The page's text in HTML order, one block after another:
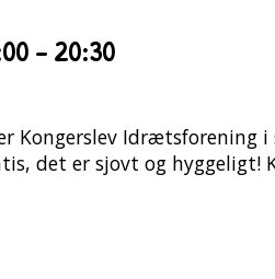
- 20:30
Kongerslev
det er sjovt og hyggeligt!